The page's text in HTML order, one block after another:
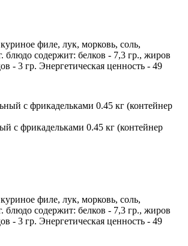
филе, лук, морковь, соль,
блюдо содержит: белков - 7,3 гр., жиров
- 3 гр. Энергетическая ценность - 49
с фрикадельками 0.45 кг (контейнер
филе, лук, морковь, соль,
блюдо содержит: белков - 7,3 гр., жиров
- 3 гр. Энергетическая ценность - 49